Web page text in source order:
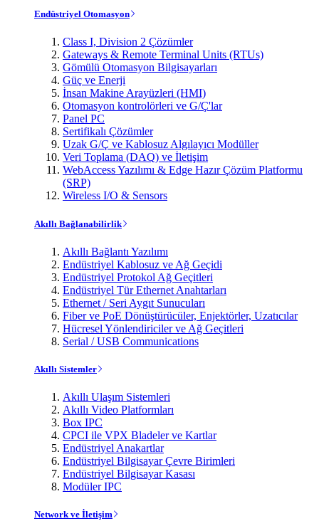
Endüstriyel Otomasyon
Class I, Division 2 Çözümler
Gateways & Remote Terminal Units (RTUs)
Gömülü Otomasyon Bilgisayarları
Güç ve Enerji
İnsan Makine Arayüzleri (HMI)
Otomasyon kontrolörleri ve G/Ç'lar
Panel PC
Sertifikalı Çözümler
Uzak G/Ç ve Kablosuz Algılayıcı Modüller
Veri Toplama (DAQ) ve İletişim
WebAccess Yazılımı & Edge Hazır Çözüm Platformu
(SRP)
Wireless I/O & Sensors
Akıllı Bağlanabilirlik
Akıllı Bağlantı Yazılımı
Endüstriyel Kablosuz ve Ağ Geçidi
Endüstriyel Protokol Ağ Geçitleri
Endüstriyel Tür Ethernet Anahtarları
Ethernet / Seri Aygıt Sunucuları
Fiber ve PoE Dönüştürücüler, Enjektörler, Uzatıcılar
Hücresel Yönlendiriciler ve Ağ Geçitleri
Serial / USB Communications
Akıllı Sistemler
Akıllı Ulaşım Sistemleri
Akıllı Video Platformları
Box IPC
CPCI ile VPX Bladeler ve Kartlar
Endüstriyel Anakartlar
Endüstriyel Bilgisayar Çevre Birimleri
Endüstriyel Bilgisayar Kasası
Modüler IPC
Network ve İletişim